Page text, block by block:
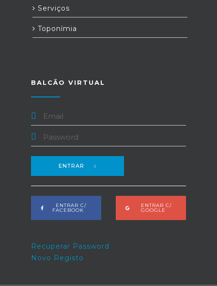
Serviços
Toponímia
BALCÃO VIRTUAL
ENTRAR
ENTRAR C/
FACEBOOK
ENTRAR C/
GOOGLE
Recuperar Password
Novo Registo